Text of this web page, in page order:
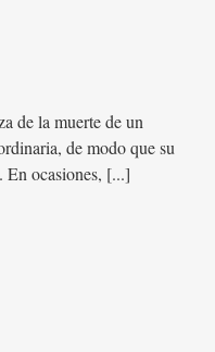
de la muerte de un
de modo que su
ocasiones, [...]